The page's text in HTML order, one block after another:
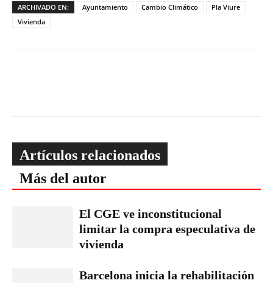
ARCHIVADO EN: Ayuntamiento Cambio Climático
Pla Viure
Vivienda
Artículos relacionados
Más del autor
El CGE ve inconstitucional
limitar la compra especulativa de
vivienda
Barcelona inicia la rehabilitación